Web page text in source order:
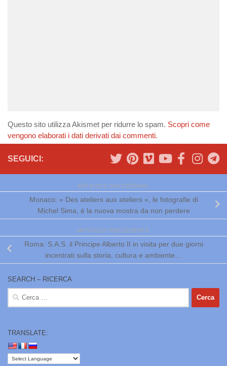
Questo sito utilizza Akismet per ridurre lo spam. Scopri come
vengono elaborati i dati derivati dai commenti.
SEGUICI:
ARTICOLO SUCCESSIVO
Monaco: « Des ateliers aux ateliers », le fotografie di
Michel Sima, è la nuova mostra da non perdere
ARTICOLO PRECEDENTE
Roma: S.A.S. il Principe Alberto II in visita per due giorni
incentrati sulla storia, cultura e ambiente…
SEARCH – RICERCA
Ricerca
TRANSLATE: